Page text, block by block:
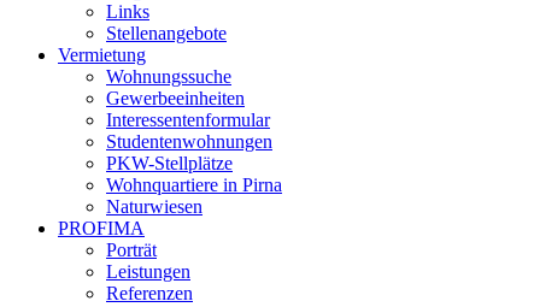
Links
Stellenangebote
Vermietung
Wohnungssuche
Gewerbeeinheiten
Interessentenformular
Studentenwohnungen
PKW-Stellplätze
Wohnquartiere in Pirna
Naturwiesen
PROFIMA
Porträt
Leistungen
Referenzen